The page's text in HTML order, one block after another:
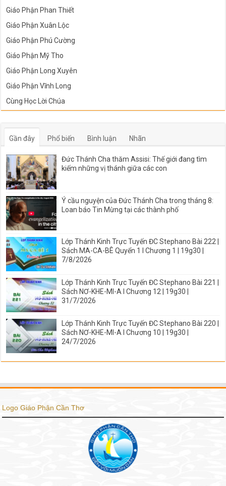
Giáo Phận Phan Thiết
Giáo Phận Xuân Lộc
Giáo Phận Phú Cường
Giáo Phận Mỹ Tho
Giáo Phận Long Xuyên
Giáo Phận Vĩnh Long
Cùng Học Lời Chúa
Gần đây Phổ biến Bình luận Nhãn
Đức Thánh Cha thăm Assisi: Thế giới đang tìm
kiếm những vị thánh giữa các con
Ý cầu nguyện của Đức Thánh Cha trong tháng 8:
Loan báo Tin Mừng tại các thành phố
Lớp Thánh Kinh Trực Tuyến ĐC Stephano Bài 222 |
Sách MA-CA-BÊ Quyển 1 I Chương 1 | 19g30 |
7/8/2026
Lớp Thánh Kinh Trực Tuyến ĐC Stephano Bài 221 |
Sách NƠ-KHE-MI-A I Chương 12 | 19g30 |
31/7/2026
Lớp Thánh Kinh Trực Tuyến ĐC Stephano Bài 220 |
Sách NƠ-KHE-MI-A I Chương 10 | 19g30 |
24/7/2026
Logo Giáo Phận Cần Thơ